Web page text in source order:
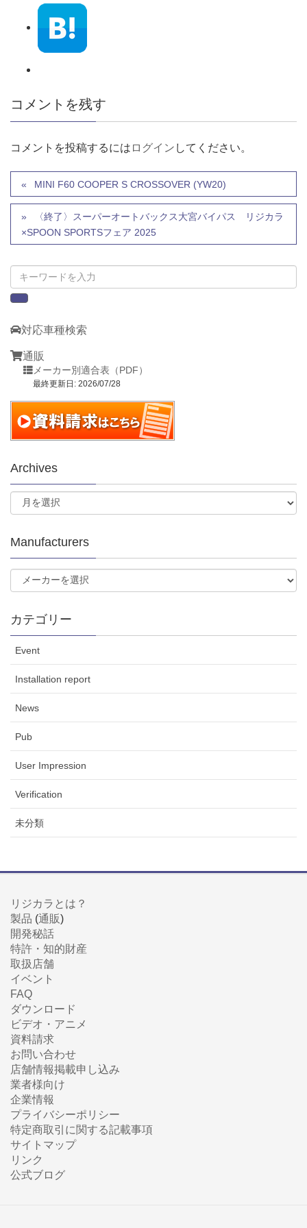
コメントを残す
コメントを投稿するには ログイン してください。
MINI F60 COOPER S CROSSOVER (YW20)
〈終了〉スーパーオートバックス大宮バイパス リジカラ
×SPOON SPORTSフェア 2025
対応車種検索
通販
メーカー別適合表（PDF）
最終更新日: 2026/07/28
Archives
Manufacturers
カテゴリー
Event
Installation report
News
Pub
User Impression
Verification
未分類
リジカラとは？
製品 (通販)
開発秘話
特許・知的財産
取扱店舗
イベント
FAQ
ダウンロード
ビデオ・アニメ
資料請求
お問い合わせ
店舗情報掲載申し込み
業者様向け
企業情報
プライバシーポリシー
特定商取引に関する記載事項
サイトマップ
リンク
公式ブログ